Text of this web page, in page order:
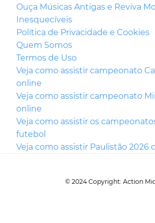
Ouça Músicas Antigas e Reviva
Inesquecíveis
Política de Privacidade e Cookies
Quem Somos
Termos de Uso
Veja como assistir campeonato
online
Veja como assistir campeonato
online
Veja como assistir os
futebol
Veja como assistir Paulistão 2026
© 2024 Copyright: Action